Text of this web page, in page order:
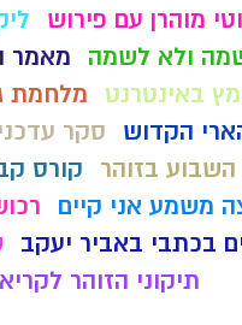
מוהרן עם פירוש
ולא לשמה
מאמר
באינטרנט
מלחמת
הקדוש
סקר עדכני
בזוהר
קורס
משמע אני קיים
בכתבי באביר יעקב
תיקוני הזוהר